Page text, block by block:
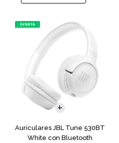
Auriculares JBL Tune 530BT
White con Bluetooth